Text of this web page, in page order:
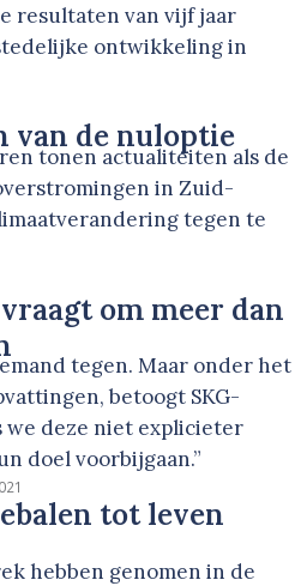
resultaten van vijf jaar
ontwikkeling in
van de nuloptie
tonen actualiteiten als de
in Zuid-
tegen te
om meer dan
tegen. Maar onder het
betoogt SKG-
we deze niet explicieter
doel voorbijgaan.”
tot leven
hebben genomen in de